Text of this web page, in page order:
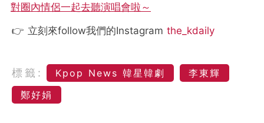
對圈內情侶一起去聽演唱會啦～
👉 立刻來follow我們的Instagram the_kdaily
標籤: Kpop News 韓星韓劇
李東輝
鄭好娟